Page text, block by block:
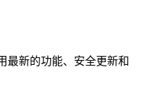
新的功能、安全更新和